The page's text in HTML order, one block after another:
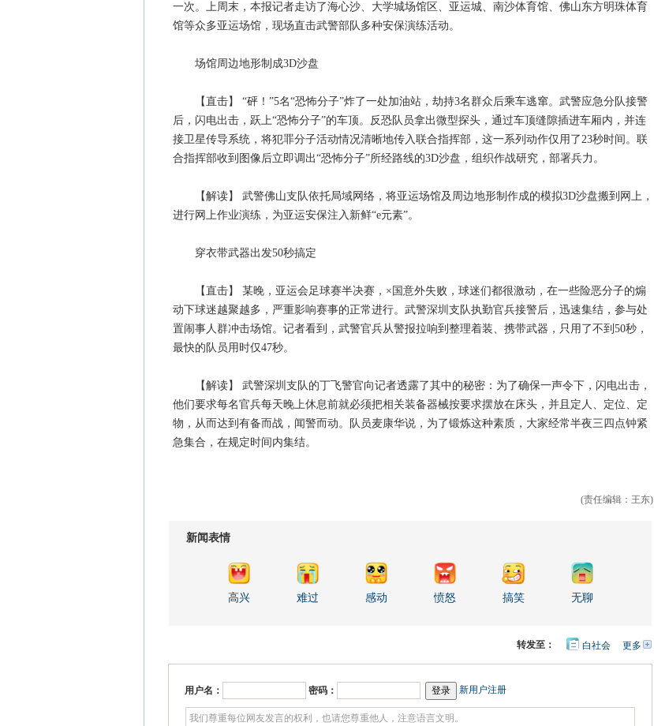
一次。上周末，本报记者走访了海心沙、大学城场馆区、亚运城、南沙体育馆、佛山东方明珠体育
馆等众多亚运场馆，现场直击武警部队多种安保演练活动。
场馆周边地形制成3D沙盘
【直击】 “砰！”5名“恐怖分子”炸了一处加油站，劫持3名群众后乘车逃窜。武警应急分队接警
后，闪电出击，跃上“恐怖分子”的车顶。反恐队员拿出微型探头，通过车顶缝隙插进车厢内，并连
接卫星传导系统，将犯罪分子活动情况清晰地传入联合指挥部，这一系列动作仅用了23秒时间。联
合指挥部收到图像后立即调出“恐怖分子”所经路线的3D沙盘，组织作战研究，部署兵力。
【解读】 武警佛山支队依托局域网络，将亚运场馆及周边地形制作成的模拟3D沙盘搬到网上，
进行网上作业演练，为亚运安保注入新鲜“e元素”。
穿衣带武器出发50秒搞定
【直击】 某晚，亚运会足球赛半决赛，×国意外失败，球迷们都很激动，在一些险恶分子的煽
动下球迷越聚越多，严重影响赛事的正常进行。武警深圳支队执勤官兵接警后，迅速集结，参与处
置闹事人群冲击场馆。记者看到，武警官兵从警报拉响到整理着装、携带武器，只用了不到50秒，
最快的队员用时仅47秒。
【解读】 武警深圳支队的丁飞警官向记者透露了其中的秘密：为了确保一声令下，闪电出击，
他们要求每名官兵每天晚上休息前就必须把相关装备器械按要求摆放在床头，并且定人、定位、定
物，从而达到有备而战，闻警而动。队员麦康华说，为了锻炼这种素质，大家经常半夜三四点钟紧
急集合，在规定时间内集结。
(责任编辑：王东)
新闻表情
高兴 难过 感动 愤怒 搞笑 无聊
更多开
转发至： 白社会
用户名： 密码： 新用户注册